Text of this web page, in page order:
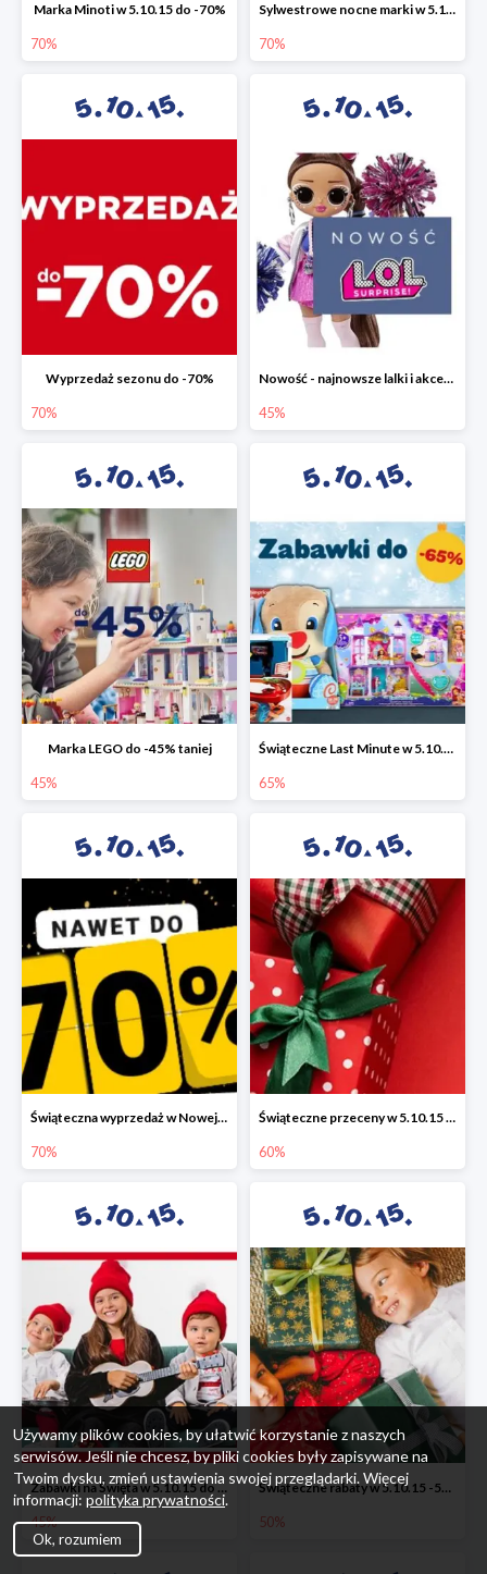
Marka Minoti w 5.10.15 do -70%
70%
Sylwestrowe nocne marki w 5.10.15 do -70%
70%
Wyprzedaż sezonu do -70%
70%
Nowość - najnowsze lalki i akcesoria L.O.L. w 5.10.15 do -45%
45%
Marka LEGO do -45% taniej
45%
Świąteczne Last Minute w 5.10.15 - zabawki do -65%
65%
Świąteczna wyprzedaż w Nowej Erze - National Geographic Learning -70%
70%
Świąteczne przeceny w 5.10.15 - wszystkie ubrania -60%
60%
Zabawki na Święta w 5.10.15 do -45%
45%
Świąteczne rabaty w 5.10.15 -50%
50%
Używamy plików cookies, by ułatwić korzystanie z naszych
serwisów. Jeśli nie chcesz, by pliki cookies były zapisywane na
Twoim dysku, zmień ustawienia swojej przeglądarki. Więcej
informacji: polityka prywatności.
Ok, rozumiem